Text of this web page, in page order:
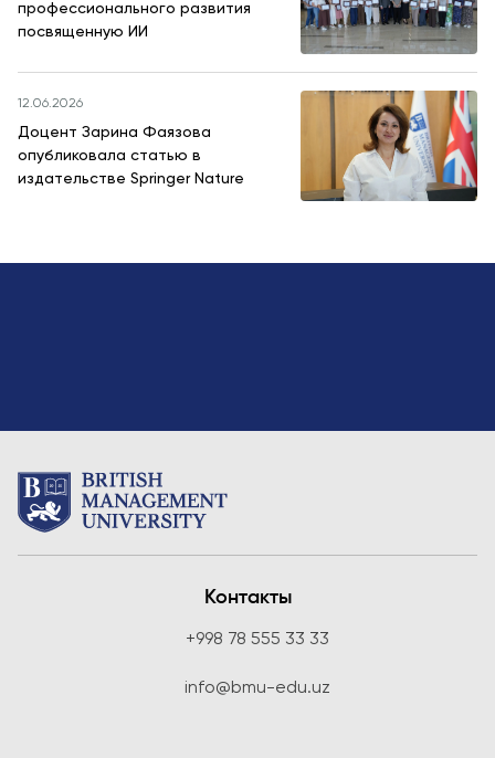
профессионального развития
посвященную ИИ
12.06.2026
Доцент Зарина Фаязова
опубликовала статью в
издательстве Springer Nature
Контакты
+998 78 555 33 33
info@bmu-edu.uz